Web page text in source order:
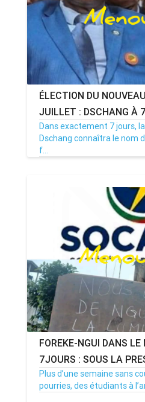
ÉLECTION DU
JUILLET : DSCHANG À
Dans exactement 7 jours,
Dschang connaîtra le nom
f...
FOREKE-NGUI DANS LE
7JOURS : SOUS LA
Plus d’une semaine sans
pourries, des étudiants à